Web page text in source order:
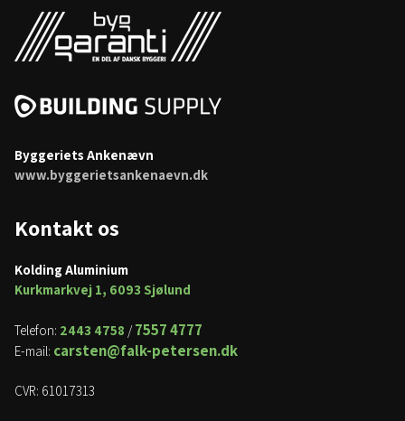
Byggeriets Ankenævn
www.byggerietsankenaevn.dk
Kontakt os
​Kolding Aluminium
Kurkmarkvej 1, 6093 Sjølund
Telefon: 2443 4758 / 7557 4777
E-mail: carsten@falk-petersen.dk
CVR: 61017313